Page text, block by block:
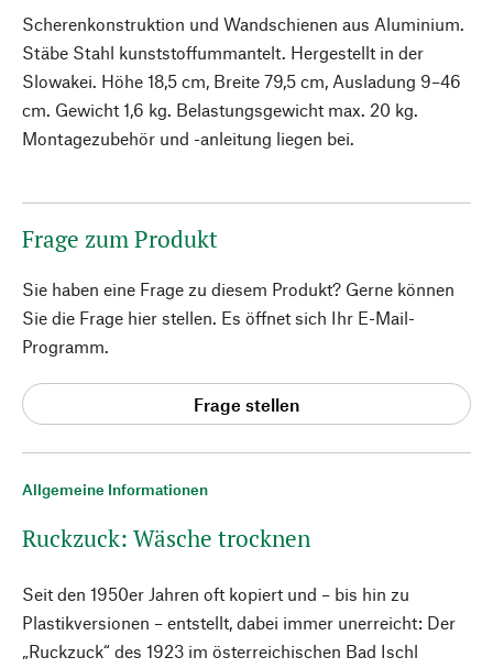
Allgemeine Informationen
Ruckzuck: Wäsche trocknen
Seit den 1950er Jahren oft kopiert und – bis hin zu
Plastikversionen – entstellt, dabei immer unerreicht: Der
„Ruckzuck“ des 1923 im österreichischen Bad Ischl
Scherenkonstruktion und Wandschienen aus Aluminium.
Stäbe Stahl kunststoffummantelt. Hergestellt in der
Slowakei. Höhe 18,5 cm, Breite 79,5 cm, Ausladung 9–46
cm. Gewicht 1,6 kg. Belastungsgewicht max. 20 kg.
Montagezubehör und -anleitung liegen bei.
Frage zum Produkt
Sie haben eine Frage zu diesem Produkt? Gerne können
Sie die Frage hier stellen. Es öffnet sich Ihr E-Mail-
Programm.
Frage stellen